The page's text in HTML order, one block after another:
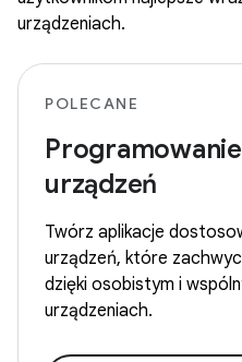
urządzeniach.
POLECANE
urządzeń
Twórz aplikacje
urządzeń, które
dzięki osobistym i
urządzeniach.